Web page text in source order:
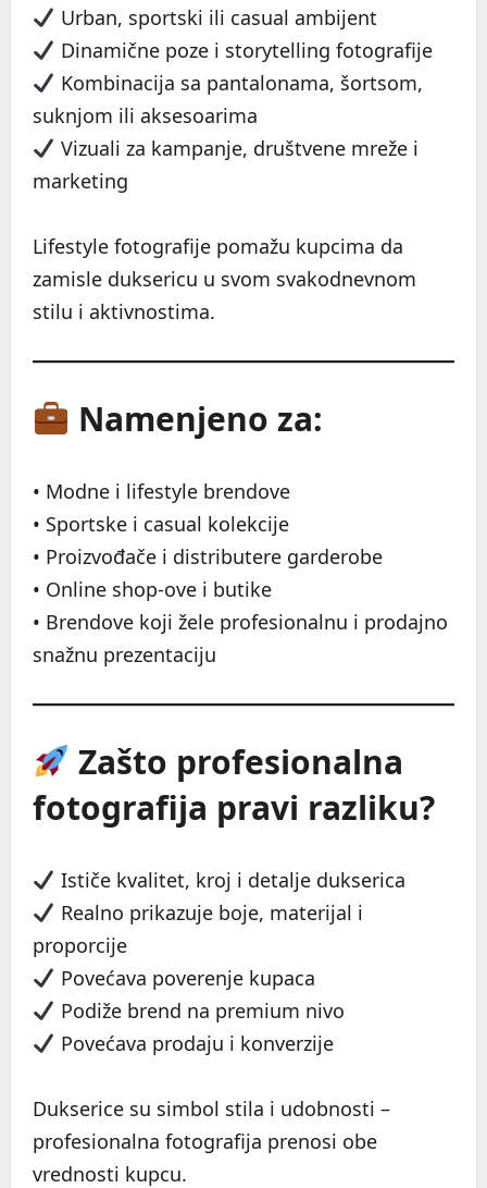
Urban, sportski ili casual ambijent
Dinamične poze i storytelling fotografije
Kombinacija sa pantalonama, šortsom,
suknjom ili aksesoarima
Vizuali za kampanje, društvene mreže i
marketing
Lifestyle fotografije pomažu kupcima da
zamisle duksericu u svom svakodnevnom
stilu i aktivnostima.
Namenjeno za:
• Modne i lifestyle brendove
• Sportske i casual kolekcije
• Proizvođače i distributere garderobe
• Online shop-ove i butike
• Brendove koji žele profesionalnu i prodajno
snažnu prezentaciju
Zašto profesionalna
fotografija pravi razliku?
Ističe kvalitet, kroj i detalje dukserica
Realno prikazuje boje, materijal i
proporcije
Povećava poverenje kupaca
Podiže brend na premium nivo
Povećava prodaju i konverzije
Dukserice su simbol stila i udobnosti –
profesionalna fotografija prenosi obe
vrednosti kupcu.